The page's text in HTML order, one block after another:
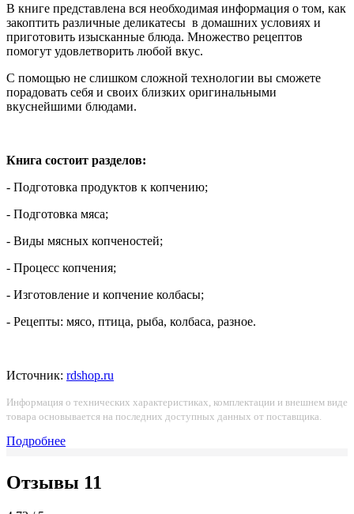
В книге представлена вся необходимая информация о том, как
закоптить различные деликатесы в домашних условиях и
приготовить изысканные блюда. Множество рецептов
помогут удовлетворить любой вкус.
С помощью не слишком сложной технологии вы сможете
порадовать себя и своих близких оригинальными
вкуснейшими блюдами.
Книга состоит разделов:
- Подготовка продуктов к копчению;
- Подготовка мяса;
- Виды мясных копченостей;
- Процесс копчения;
- Изготовление и копчение колбасы;
- Рецепты: мясо, птица, рыба, колбаса, разное.
Источник: rdshop.ru
Информация о технических характеристиках, комплектации и внешнем виде
товара основывается на последних доступных данных от поставщика.
Подробнее
Отзывы 11